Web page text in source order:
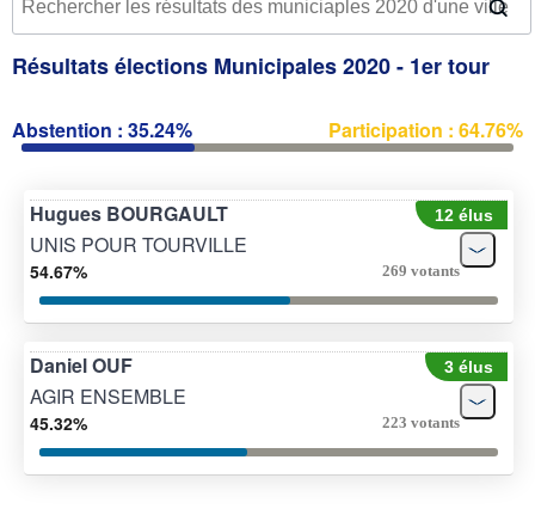
Résultats élections Municipales 2020 - 1er tour
Abstention : 35.24% Participation : 64.76%
Hugues BOURGAULT 12 élus
UNIS POUR TOURVILLE
54.67% 269 votants
Daniel OUF 3 élus
AGIR ENSEMBLE
45.32% 223 votants